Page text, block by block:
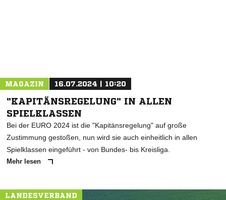
MAGAZIN 16.07.2024 | 10:20
"KAPITÄNSREGELUNG" IN ALLEN
SPIELKLASSEN
Bei der EURO 2024 ist die "Kapitänsregelung" auf große
Zustimmung gestoßen, nun wird sie auch einheitlich in allen
Spielklassen eingeführt - von Bundes- bis Kreisliga.
Mehr lesen
LANDESVERBAND